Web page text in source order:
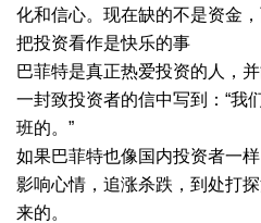
化和信心。现在缺的不是资金
把投资看作是快乐的事
巴菲特是真正热爱投资的人，
一封致投资者的信中写到：“我
班的。”
如果巴菲特也像国内投资者一
影响心情，追涨杀跌，到处打
来的。